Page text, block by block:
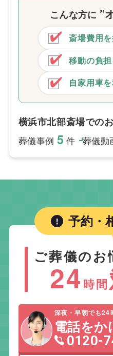
こんな方に ”
斎場費用
移動の負
自家用車
横浜市北部斎場での
葬儀事例 5 件 葬儀動
予約・
ご葬儀のお
24 時間
深夜・早朝でも24
電話をか
0120-